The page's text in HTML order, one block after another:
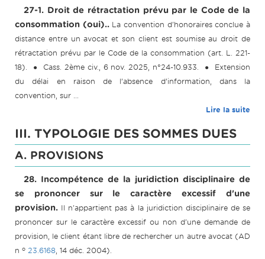
27-1. Droit de rétractation prévu par le Code de la
consommation (oui).. La convention d'honoraires conclue à
distance entre un avocat et son client est soumise au droit de
rétractation prévu par le Code de la consommation (art. L. 221-
18). ● Cass. 2ème civ., 6 nov. 2025, n°24-10.933. ● Extension
du délai en raison de l’absence d’information, dans la
convention, sur ...
Lire la suite
III. TYPOLOGIE DES SOMMES DUES
A. PROVISIONS
28. Incompétence de la juridiction disciplinaire de
se prononcer sur le caractère excessif d'une
provision. Il n'appartient pas à la juridiction disciplinaire de se
prononcer sur le caractère excessif ou non d'une demande de
provision, le client étant libre de rechercher un autre avocat (AD
n o 23.6168, 14 déc. 2004).